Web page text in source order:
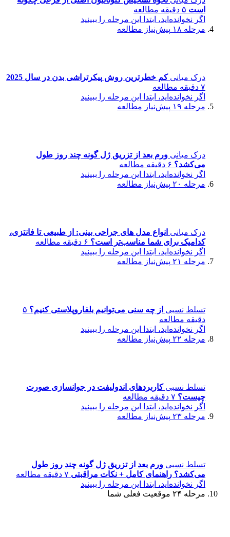
است ۵ دقیقه مطالعه
اگر نخوانده‌اید، ابتدا این مرحله را ببینید
مرحله ۱۸
پیش‌نیاز مطالعه
درک میانیکم خطرترین روش پیکرتراشی بدن در سال 2025
۷ دقیقه مطالعه
اگر نخوانده‌اید، ابتدا این مرحله را ببینید
مرحله ۱۹
پیش‌نیاز مطالعه
درک میانی ورم بعد از تزریق ژل گونه چند روز طول
می‌کشد؟ ۶ دقیقه مطالعه
اگر نخوانده‌اید، ابتدا این مرحله را ببینید
مرحله ۲۰
پیش‌نیاز مطالعه
درک میانی انواع مدل های جراحی بینی: از طبیعی تا فانتزی،
کدامیک برای شما مناسب‌تر است؟ ۶ دقیقه مطالعه
اگر نخوانده‌اید، ابتدا این مرحله را ببینید
مرحله ۲۱
پیش‌نیاز مطالعه
تسلط نسبی از چه سنی می‌توانیم بلفاروپلاستی کنیم؟ ۵
دقیقه مطالعه
اگر نخوانده‌اید، ابتدا این مرحله را ببینید
مرحله ۲۲
پیش‌نیاز مطالعه
تسلط نسبیکاربردهای اندولیفت در جوانسازی صورت
چیست؟ ۷ دقیقه مطالعه
اگر نخوانده‌اید، ابتدا این مرحله را ببینید
مرحله ۲۳
پیش‌نیاز مطالعه
تسلط نسبی ورم بعد از تزریق ژل گونه چند روز طول
می‌کشد؟ راهنمای کامل + نکات مراقبتی ۷ دقیقه مطالعه
اگر نخوانده‌اید، ابتدا این مرحله را ببینید
مرحله ۲۴
موقعیت فعلی شما